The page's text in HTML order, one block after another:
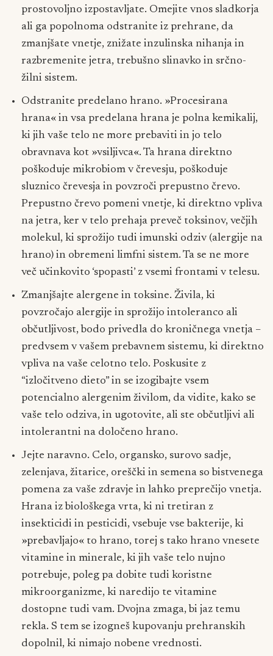
prostovoljno izpostavljate. Omejite vnos sladkorja
ali ga popolnoma odstranite iz prehrane, da
zmanjšate vnetje, znižate inzulinska nihanja in
razbremenite jetra, trebušno slinavko in srčno-
žilni sistem.
Odstranite predelano hrano. »Procesirana
hrana« in vsa predelana hrana je polna kemikalij,
ki jih vaše telo ne more prebaviti in jo telo
obravnava kot »vsiljivca«. Ta hrana direktno
poškoduje mikrobiom v črevesju, poškoduje
sluznico črevesja in povzroči prepustno črevo.
Prepustno črevo pomeni vnetje, ki direktno vpliva
na jetra, ker v telo prehaja preveč toksinov, večjih
molekul, ki sprožijo tudi imunski odziv (alergije na
hrano) in obremeni limfni sistem. Ta se ne more
več učinkovito ‘spopasti’ z vsemi frontami v telesu.
Zmanjšajte alergene in toksine. Živila, ki
povzročajo alergije in sprožijo intoleranco ali
občutljivost, bodo privedla do kroničnega vnetja –
predvsem v vašem prebavnem sistemu, ki direktno
vpliva na vaše celotno telo. Poskusite z
“izločitveno dieto” in se izogibajte vsem
potencialno alergenim živilom, da vidite, kako se
vaše telo odziva, in ugotovite, ali ste občutljivi ali
intolerantni na določeno hrano.
Jejte naravno. Celo, organsko, surovo sadje,
zelenjava, žitarice, oreščki in semena so bistvenega
pomena za vaše zdravje in lahko preprečijo vnetja.
Hrana iz biološkega vrta, ki ni tretiran z
insekticidi in pesticidi, vsebuje vse bakterije, ki
»prebavljajo« to hrano, torej s tako hrano vnesete
vitamine in minerale, ki jih vaše telo nujno
potrebuje, poleg pa dobite tudi koristne
mikroorganizme, ki naredijo te vitamine
dostopne tudi vam. Dvojna zmaga, bi jaz temu
rekla. S tem se izogneš kupovanju prehranskih
dopolnil, ki nimajo nobene vrednosti.